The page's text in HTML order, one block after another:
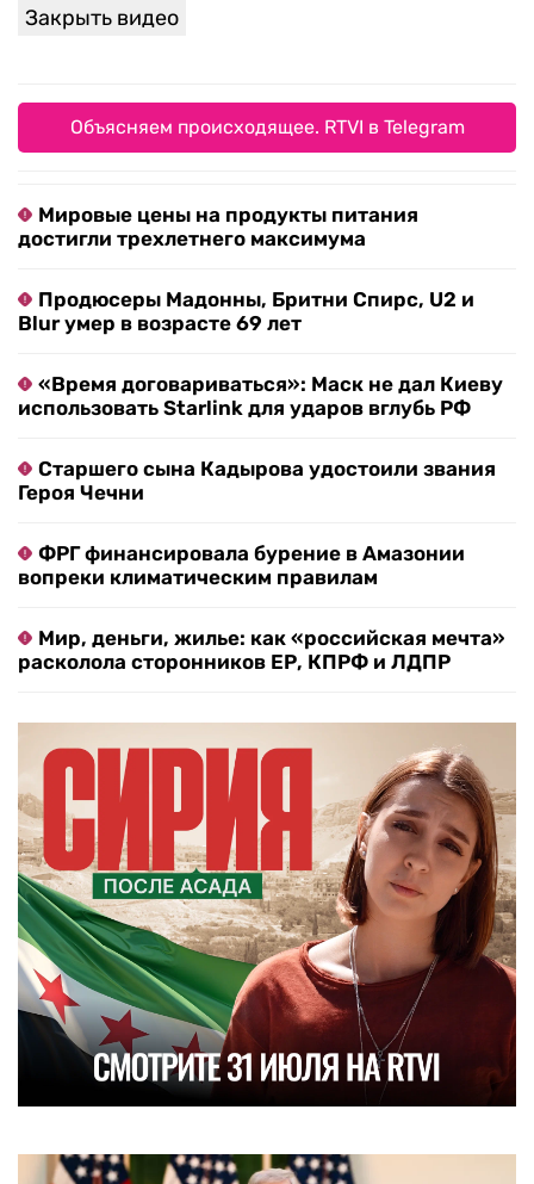
Закрыть видео
Объясняем происходящее. RTVI в Telegram
Мировые цены на продукты питания
достигли трехлетнего максимума
Продюсеры Мадонны, Бритни Спирс, U2 и
Blur умер в возрасте 69 лет
«Время договариваться»: Маск не дал Киеву
использовать Starlink для ударов вглубь РФ
Старшего сына Кадырова удостоили звания
Героя Чечни
ФРГ финансировала бурение в Амазонии
вопреки климатическим правилам
Мир, деньги, жилье: как «российская мечта»
расколола сторонников ЕР, КПРФ и ЛДПР